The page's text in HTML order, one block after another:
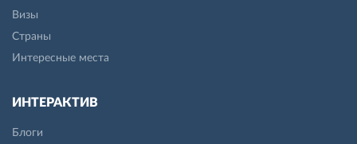
Визы
Страны
Интересные места
ИНТЕРАКТИВ
Блоги